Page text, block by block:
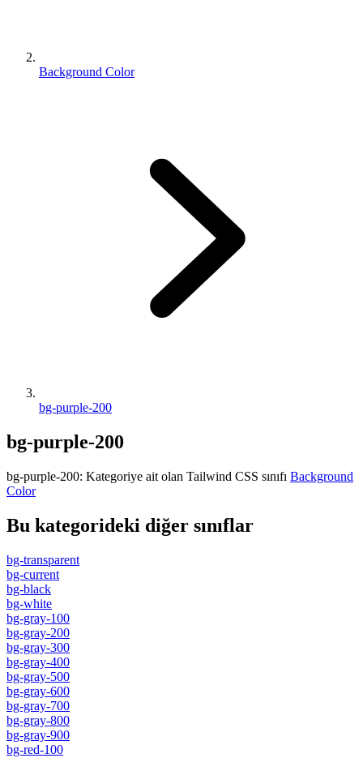
Background Color
bg-purple-200
bg-purple-200
bg-purple-200: Kategoriye ait olan Tailwind CSS sınıfı Background
Color
Bu kategorideki diğer sınıflar
bg-transparent
bg-current
bg-black
bg-white
bg-gray-100
bg-gray-200
bg-gray-300
bg-gray-400
bg-gray-500
bg-gray-600
bg-gray-700
bg-gray-800
bg-gray-900
bg-red-100